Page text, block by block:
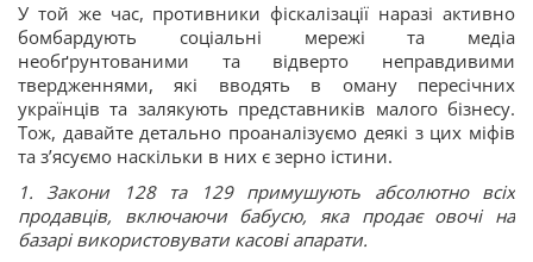
У той же час, противники фіскалізації наразі активно
бомбардують соціальні мережі та медіа
необґрунтованими та відверто неправдивими
твердженнями, які вводять в оману пересічних
українців та залякують представників малого бізнесу.
Тож, давайте детально проаналізуємо деякі з цих міфів
та з’ясуємо наскільки в них є зерно істини.
1. Закони 128 та 129 примушують абсолютно всіх
продавців, включаючи бабусю, яка продає овочі на
базарі використовувати касові апарати.